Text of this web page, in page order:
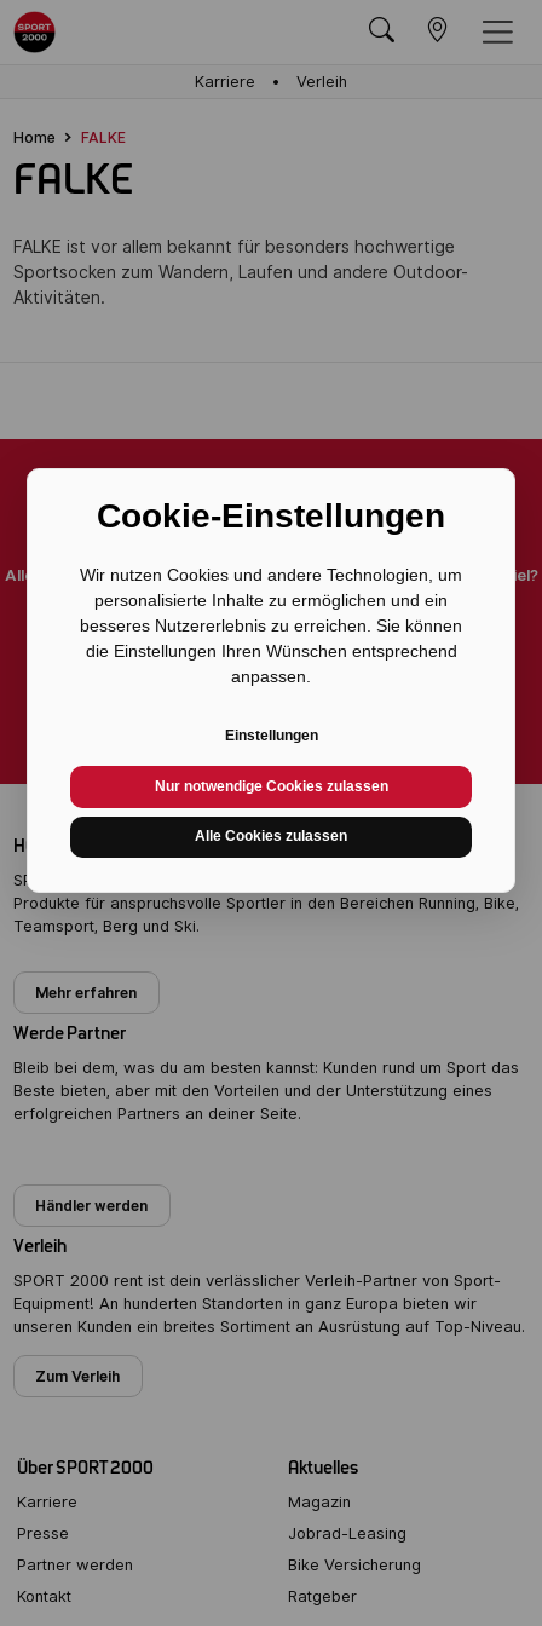
Cookie-Einstellungen
Wir nutzen Cookies und andere Technologien, um
personalisierte Inhalte zu ermöglichen und ein
besseres Nutzererlebnis zu erreichen. Sie können
die Einstellungen Ihren Wünschen entsprechend
anpassen.
Einstellungen
Nur notwendige Cookies zulassen
Alle Cookies zulassen
Karriere Verleih
Home FALKE
FALKE
FALKE ist vor allem bekannt für besonders hochwertige
Sportsocken zum Wandern, Laufen und andere Outdoor-
Aktivitäten.
Bleib auf dem Laufenden.
Alle sportlichen Trends und Aktionen im Blick zu haben ist dein Ziel?
Dann melde dich jetzt für unseren Newsletter an.
Zum Newsletter anmelden
HOME OF EXPERTS
SPORT 2000 Händler bieten professionelle Beratung und Top-
Produkte für anspruchsvolle Sportler in den Bereichen Running, Bike,
Teamsport, Berg und Ski.
Mehr erfahren
Werde Partner
Bleib bei dem, was du am besten kannst: Kunden rund um Sport das
Beste bieten, aber mit den Vorteilen und der Unterstützung eines
erfolgreichen Partners an deiner Seite.
Händler werden
Verleih
SPORT 2000 rent ist dein verlässlicher Verleih-Partner von Sport-
Equipment! An hunderten Standorten in ganz Europa bieten wir
unseren Kunden ein breites Sortiment an Ausrüstung auf Top-Niveau.
Zum Verleih
Über SPORT 2000
Karriere
Presse
Partner werden
Kontakt
Aktuelles
Magazin
Jobrad-Leasing
Bike Versicherung
Ratgeber